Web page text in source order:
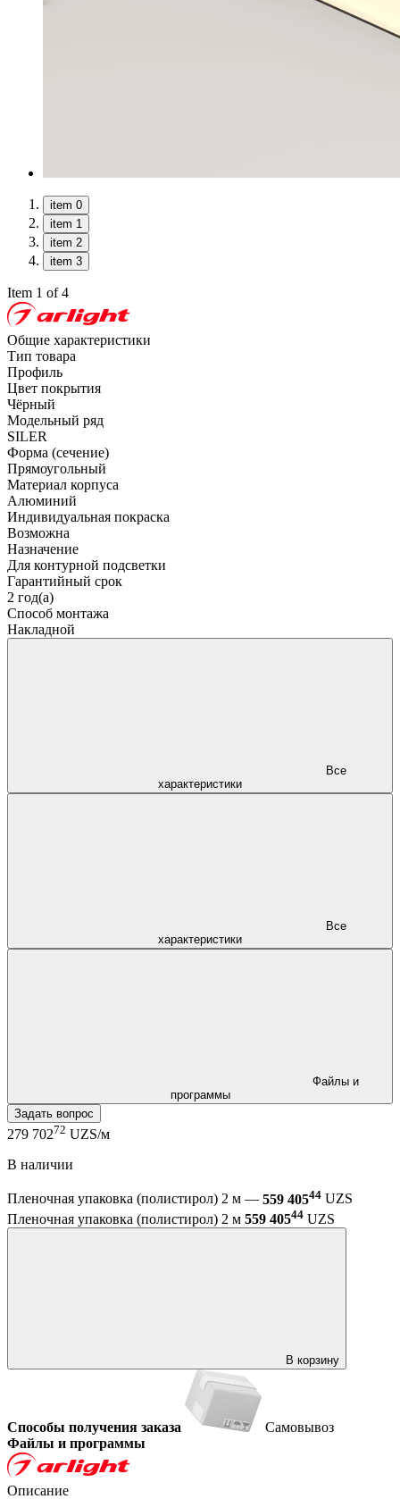
item 0
item 1
item 2
item 3
Item 1 of 4
Общие характеристики
Тип товара
Профиль
Цвет покрытия
Чёрный
Модельный ряд
SILER
Форма (сечение)
Прямоугольный
Материал корпуса
Алюминий
Индивидуальная покраска
Возможна
Назначение
Для контурной подсветки
Гарантийный срок
2 год(а)
Способ монтажа
Накладной
характеристики
характеристики
программы
Задать вопрос
279 70272 UZS/м
В наличии
Пленочная упаковка (полистирол) 2 м — 559 40544 UZS
Пленочная упаковка (полистирол) 2 м 559 40544 UZS
В корзину
Способы получения заказа
Самовывоз
Файлы и программы
Описание